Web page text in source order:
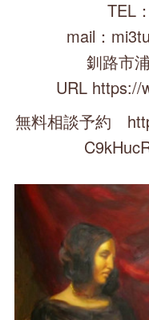
TEL
mail：
釧路市
URL https://
無料相談予約